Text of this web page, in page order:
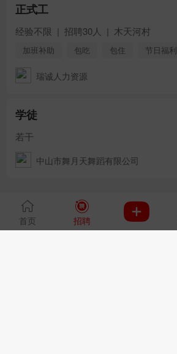
正式工
经验不限 | 招聘30人 | 木天河村
加班补助 包吃 包住
节日福利
瑞诚人力资源
学徒
若干
中山市舞月天舞蹈有限公司
首页 招聘